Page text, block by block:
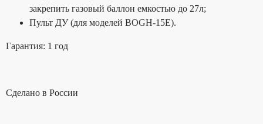
закрепить газовый баллон емкостью до 27л;
Пульт ДУ (для моделей BOGH-15E).
Гарантия: 1 год
Сделано в России